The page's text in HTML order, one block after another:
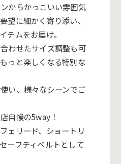
からかっこいい雰囲気
望に細かく寄り添い、
テムをお届け。
わせたサイズ調整も可
っと楽しくなる特別な
い、様々なシーンでご
自慢の5way！
ェリード、ショートリ
ーフティベルトとして